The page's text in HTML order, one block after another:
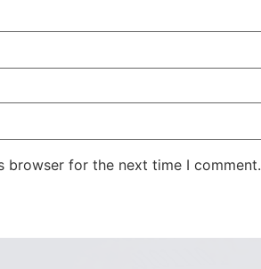
browser for the next time I comment.